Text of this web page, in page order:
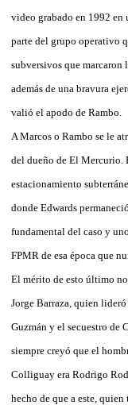
video grabado en 1992
parte del grupo operativo
subversivos que
además de una bravura
valió el apodo de Rambo.
A Marcos o Rambo se le
del dueño de El Mercurio.
estacionamiento
donde Edwards
fundamental del caso y
FPMR de esa época que
El mérito de esto último
Jorge Barraza, quien
Guzmán y el secuestro de
siempre creyó que el
Colliguay era Rodrigo
hecho de que a este,